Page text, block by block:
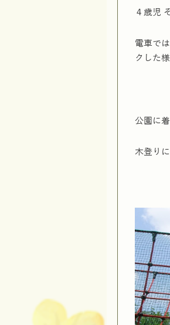
４歳児
電車で
クした
公園に
木登り